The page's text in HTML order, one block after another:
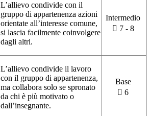
L’allievo condivide con il
gruppo di appartenenza azioni
orientate all’interesse comune,
si lascia facilmente coinvolgere
dagli altri.
Intermedio
 7 - 8
L’allievo condivide il lavoro
con il gruppo di appartenenza,
ma collabora solo se spronato
da chi è più motivato o
dall’insegnante.
Base
 6